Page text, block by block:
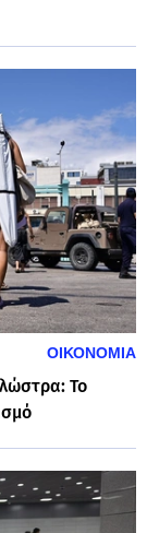
ΟΙΚΟΝΟΜΙΑ
Το